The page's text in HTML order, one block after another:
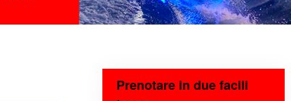
Prenotare in due facili